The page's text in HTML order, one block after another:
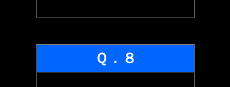
Ｑ．８